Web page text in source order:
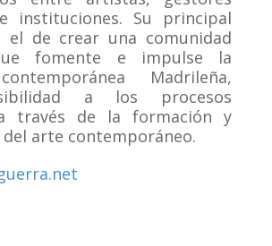
instituciones. Su principal
el de crear una comunidad
fomente e impulse la
Madrileña,
a los procesos
través de la formación y
arte contemporáneo.